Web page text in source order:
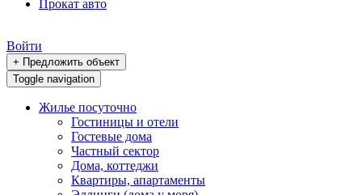
Прокат авто
Войти
+ Предложить объект
Toggle navigation
Жилье посуточно
Гостиницы и отели
Гостевые дома
Частный сектор
Дома, коттеджи
Квартиры, апартаменты